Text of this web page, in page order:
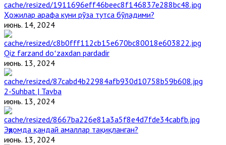
Ҳожилар арафа куни рўза тутса бўладими?
июнь. 14, 2024
Qiz farzand doʻzaxdan pardadir
июнь. 13, 2024
2-Suhbat | Tavba
июнь. 13, 2024
Эҳромда қандай амаллар тақиқланган?
июнь. 13, 2024